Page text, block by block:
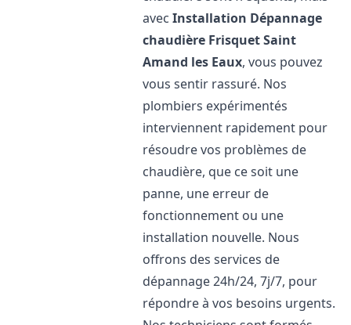
avecInstallation Dépannage
chaudière FrisquetSaint
Amand les Eaux, vous pouvez
vous sentir rassuré. Nos
plombiers expérimentés
interviennent rapidement pour
résoudre vos problèmes de
chaudière, que ce soit une
panne, une erreur de
fonctionnement ou une
installation nouvelle. Nous
offrons des services de
dépannage 24h/24, 7j/7, pour
répondre à vos besoins urgents.